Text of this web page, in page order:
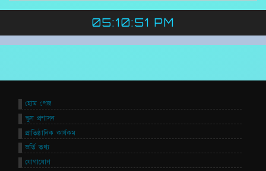
05:10:51 PM
হোম পেজ
স্কুল প্রশাসন
প্রাতিষ্ঠানিক কার্যকম
ভর্তি তথ্য
যোগাযোগ